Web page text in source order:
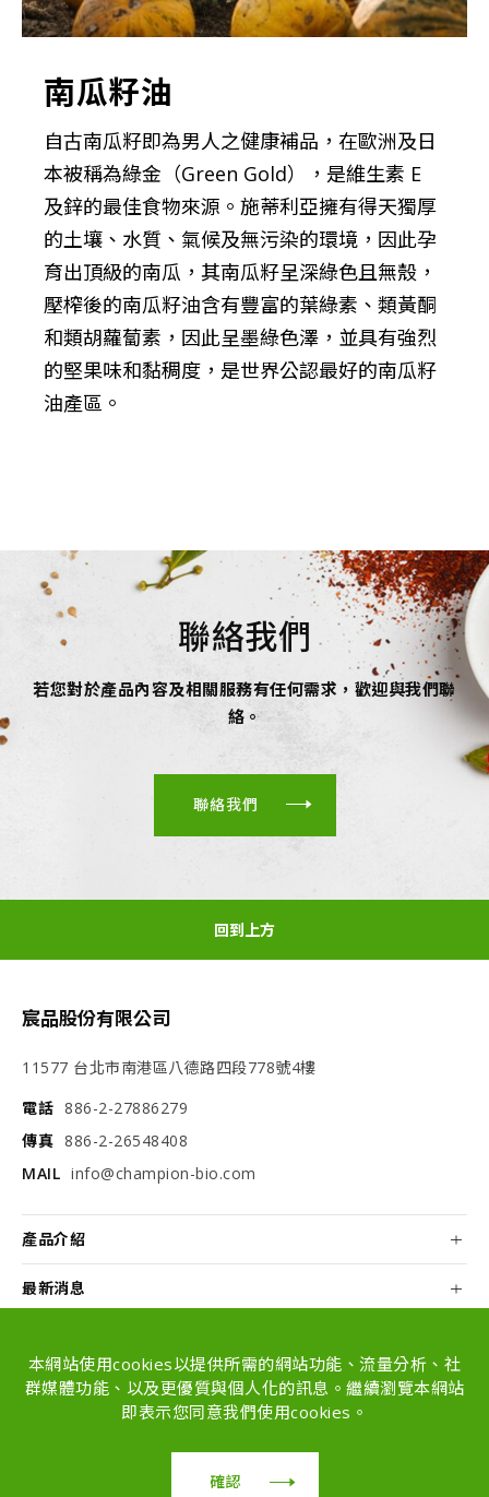
本網站使用cookies以提供所需的網站功能、流量分析、社
群媒體功能、以及更優質與個人化的訊息。繼續瀏覽本網站
即表示您同意我們使用cookies。
確認
南瓜籽油
自古南瓜籽即為男人之健康補品，在歐洲及日
本被稱為綠金（Green Gold），是維生素 E
及鋅的最佳食物來源。施蒂利亞擁有得天獨厚
的土壤、水質、氣候及無污染的環境，因此孕
育出頂級的南瓜，其南瓜籽呈深綠色且無殼，
壓榨後的南瓜籽油含有豐富的葉綠素、類黃酮
和類胡蘿蔔素，因此呈墨綠色澤，並具有強烈
的堅果味和黏稠度，是世界公認最好的南瓜籽
油產區。
聯絡我們
若您對於產品內容及相關服務有任何需求，歡迎與我們聯
絡。
聯絡我們
回到上方
宸品股份有限公司
11577 台北市南港區八德路四段778號4樓
電話 886-2-27886279
傳真 886-2-26548408
MAIL info@champion-bio.com
產品介紹
最新消息
配方和代工